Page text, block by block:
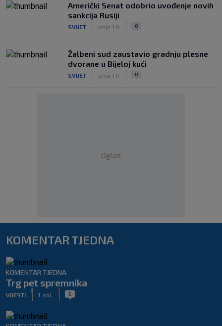
Američki Senat odobrio uvođenje novih
sankcija Rusiji
SVIJET prije 1 h 0
Žalbeni sud zaustavio gradnju plesne
dvorane u Bijeloj kući
SVIJET prije 1 h 0
Oglas
KOMENTAR TJEDNA
KOMENTAR TJEDNA
Trg pet spremnika
VIJESTI 1. kol. 5